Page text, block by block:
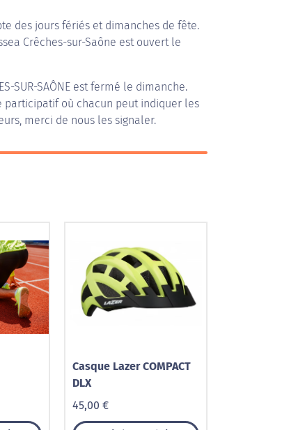
des jours fériés et dimanches de fête.
Crêches-sur-Saône est ouvert le
SUR-SAÔNE est fermé le dimanche.
participatif où chacun peut indiquer les
merci de nous les signaler.
Casque Lazer COMPACT
DLX
45,00 €